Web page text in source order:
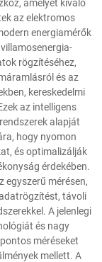
amelyet kiváló
az elektromos
energiamérők
rögzítéséhez,
és az
kereskedelmi
az intelligens
alapját
hogy nyomon
és optimalizálják
érdekében.
mérésen,
távoli
A jelenlegi
és nagy
méréseket
mellett. A